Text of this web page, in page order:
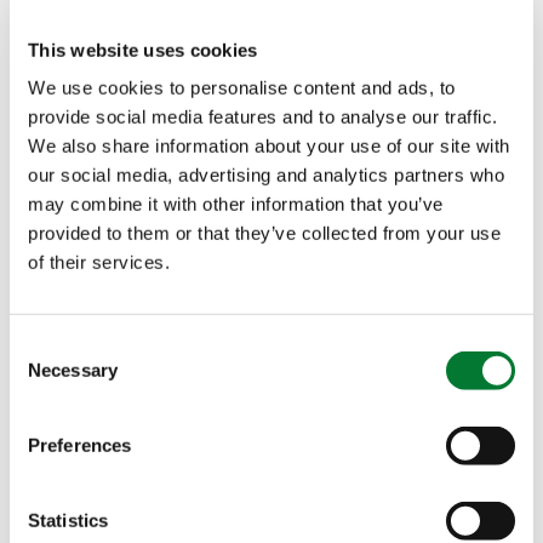
This website uses cookies
We use cookies to personalise content and ads, to
provide social media features and to analyse our traffic.
We also share information about your use of our site with
our social media, advertising and analytics partners who
may combine it with other information that you’ve
provided to them or that they’ve collected from your use
of their services.
Selection
Necessary
Preferences
Statistics
le GreenSwitch®SOP, notre nouvel engrais
circulaire de Sulfate de Potassium . Ce produit est
non seulement pur et entièrement soluble dans
l’eau, mais il possède également des émissions
significativement réduites, ce qui le rend parfait
pour les applications foliaires et fertirrigation.
PDG de Cinis Fertilizer, a partagé quelques mots : «
l’inauguration aujourd’hui de la première
suis fier de ce que nous avons accompli et
le début de l’entreprise. Aujourd’hui, nous avons